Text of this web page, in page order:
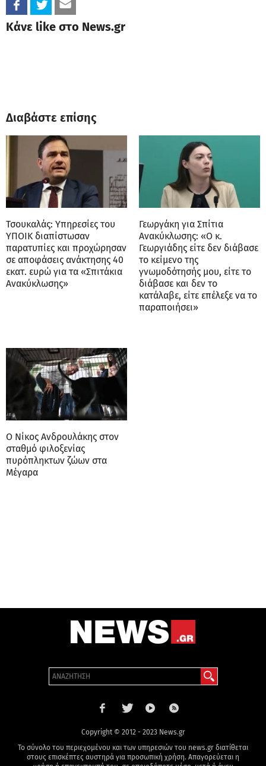
Κάνε like στο News.gr
Διαβάστε επίσης
Τσουκαλάς: Υπηρεσίες του
ΥΠΟΙΚ διαπίστωσαν
παρατυπίες και προχώρησαν
σε αποφάσεις ανάκτησης 40
εκατ. ευρώ για τα «Σπιτάκια
Ανακύκλωσης»
Γεωργάκη για Σπίτια
Ανακύκλωσης: «Ο κ.
Γεωργιάδης είτε δεν διάβασε
το κείμενο της
γνωμοδότησής μου, είτε το
διάβασε και δεν το
κατάλαβε, είτε επέλεξε να το
παραποιήσει»
Ο Νίκος Ανδρουλάκης στον
σταθμό φιλοξενίας
πυρόπληκτων ζώων στα
Μέγαρα
Copyright © 2012 - 2023 News.gr
Το σύνολο του περιεχομένου και των υπηρεσιών του news.gr διατίθεται
στους επισκέπτες αυστηρά για προσωπική χρήση. Απαγορεύεται η